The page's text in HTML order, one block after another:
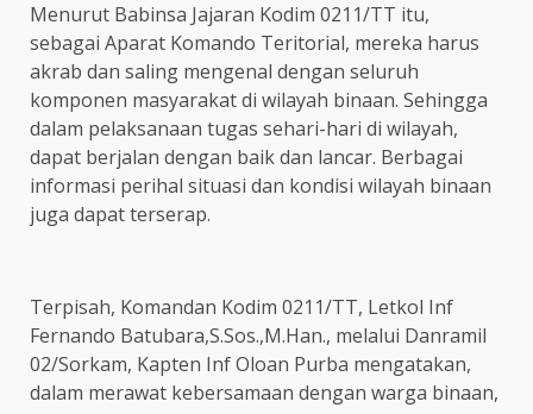
Menurut Babinsa Jajaran Kodim 0211/TT itu,
sebagai Aparat Komando Teritorial, mereka harus
akrab dan saling mengenal dengan seluruh
komponen masyarakat di wilayah binaan. Sehingga
dalam pelaksanaan tugas sehari-hari di wilayah,
dapat berjalan dengan baik dan lancar. Berbagai
informasi perihal situasi dan kondisi wilayah binaan
juga dapat terserap.
Terpisah, Komandan Kodim 0211/TT, Letkol Inf
Fernando Batubara,S.Sos.,M.Han., melalui Danramil
02/Sorkam, Kapten Inf Oloan Purba mengatakan,
dalam merawat kebersamaan dengan warga binaan,